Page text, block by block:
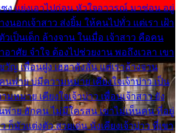
ซง แย่งเอาไปก่อน หัวใจอาวรณ์ มาซ่อน อยู่
นอกเจ้าสาว ส่งยิ้ม ให้คนไปทั่ว แต่เรา เฝ้า
เป็นเด็ก ล้างจาน ในเมื่อ เจ้าสาว คือคน
าศัย จำใจ ต้องไปช่วยงาน พอถึงเวลา เขา
ญ เพื่อนฝูง เฮฮาดังลั่น แต่เราล้างจาน
นพ่าย บ่มีความหมาย เคียงใจเจ้าบ่าว เป็น
หมาย เคียงใจเจ้าบ่าว เพื่อนเจ้าสาว ยัง
พ่าย ฮักคน ไม่มีใครสน เขาไม่เห็นคน ที่อยู่
ก็มัวแต่งตัว สวยเด่น นั่งเคียงเจ้าบ่าว ที่เขา